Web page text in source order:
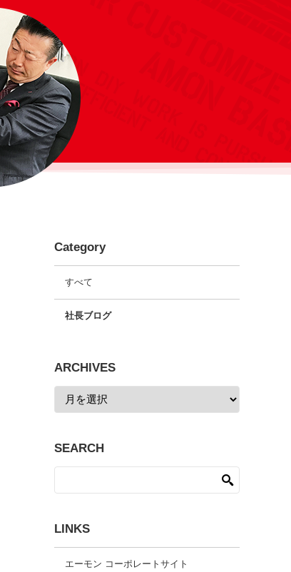
Category
すべて
社長ブログ
ARCHIVES
SEARCH
LINKS
エーモン コーポレートサイト